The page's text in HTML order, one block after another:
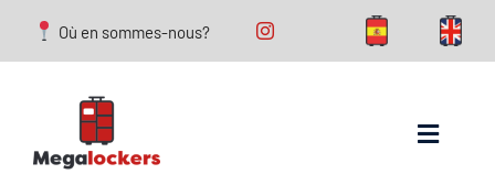
Où en sommes-nous?
Toggle